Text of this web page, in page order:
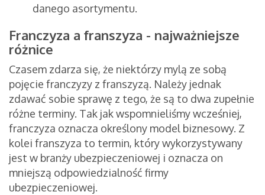
danego asortymentu.
Franczyza a franszyza - najważniejsze
różnice
Czasem zdarza się, że niektórzy mylą ze sobą
pojęcie franczyzy z franszyzą. Należy jednak
zdawać sobie sprawę z tego, że są to dwa zupełnie
różne terminy. Tak jak wspomnieliśmy wcześniej,
franczyza oznacza określony model biznesowy. Z
kolei franszyza to termin, który wykorzystywany
jest w branży ubezpieczeniowej i oznacza on
mniejszą odpowiedzialność firmy
ubezpieczeniowej.